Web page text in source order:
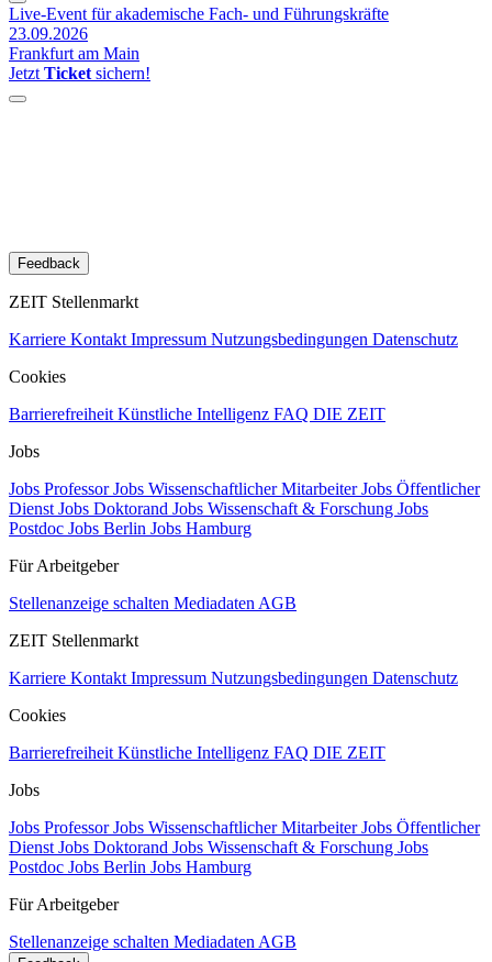
Live-Event für akademische Fach- und Führungskräfte
23.09.2026
Frankfurt am Main
Jetzt Ticket sichern!
Feedback
ZEIT Stellenmarkt
Karriere Kontakt Impressum Nutzungsbedingungen Datenschutz
Cookies
Barrierefreiheit Künstliche Intelligenz FAQ DIE ZEIT
Jobs
Jobs ProfessorJobs Wissenschaftlicher MitarbeiterJobs Öffentlicher
Dienst Jobs Doktorand Jobs Wissenschaft & Forschung Jobs
Postdoc Jobs Berlin Jobs Hamburg
Für Arbeitgeber
Stellenanzeige schalten Mediadaten AGB
ZEIT Stellenmarkt
Karriere Kontakt Impressum Nutzungsbedingungen Datenschutz
Cookies
Barrierefreiheit Künstliche Intelligenz FAQ DIE ZEIT
Jobs
Jobs ProfessorJobs Wissenschaftlicher MitarbeiterJobs Öffentlicher
Dienst Jobs Doktorand Jobs Wissenschaft & Forschung Jobs
Postdoc Jobs Berlin Jobs Hamburg
Für Arbeitgeber
Stellenanzeige schalten Mediadaten AGB